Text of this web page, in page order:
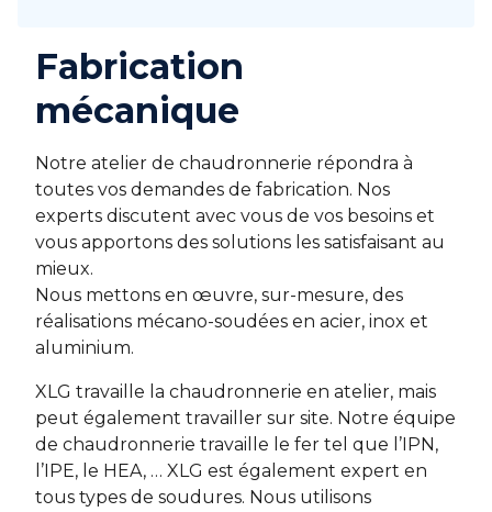
Fabrication
mécanique
Notre atelier de chaudronnerie répondra à
toutes vos demandes de fabrication. Nos
experts discutent avec vous de vos besoins et
vous apportons des solutions les satisfaisant au
mieux.
Nous mettons en œuvre, sur-mesure, des
réalisations mécano-soudées en acier, inox et
aluminium.
XLG travaille la chaudronnerie en atelier, mais
peut également travailler sur site. Notre équipe
de chaudronnerie travaille le fer tel que l’IPN,
l’IPE, le HEA, … XLG est également expert en
tous types de soudures. Nous utilisons